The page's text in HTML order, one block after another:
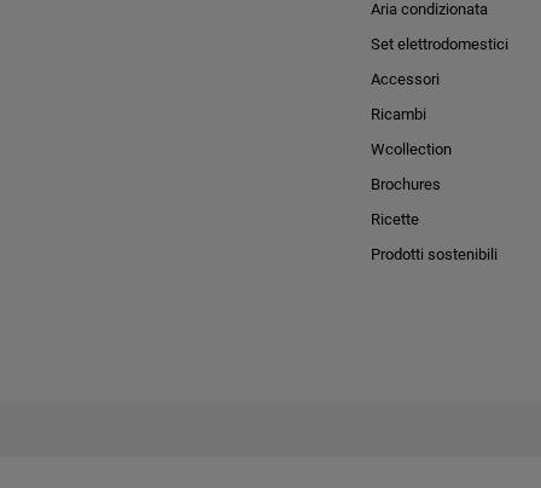
Aria condizionata
Set elettrodomestici
Accessori
Ricambi
Wcollection
Brochures
Ricette
Prodotti sostenibili